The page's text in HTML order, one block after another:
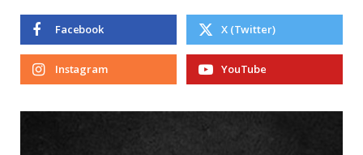
Facebook X (Twitter)
Instagram YouTube